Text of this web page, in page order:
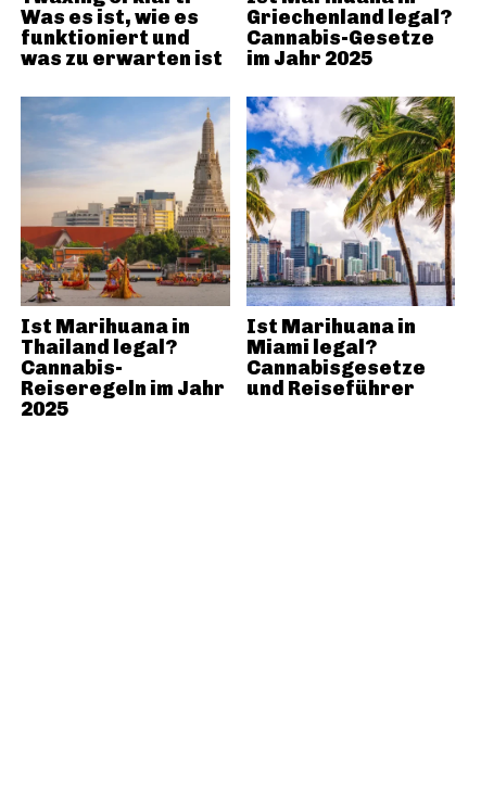
Was es ist, wie es
funktioniert und
was zu erwarten ist
Griechenland legal?
Cannabis-Gesetze
im Jahr 2025
Ist Marihuana in
Thailand legal?
Cannabis-
Reiseregeln im Jahr
2025
Ist Marihuana in
Miami legal?
Cannabisgesetze
und Reiseführer